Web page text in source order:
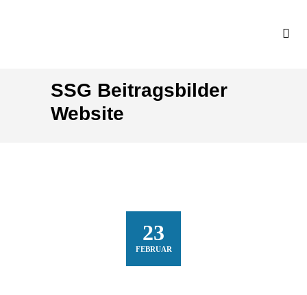
SSG Beitragsbilder
Website
23
FEBRUAR